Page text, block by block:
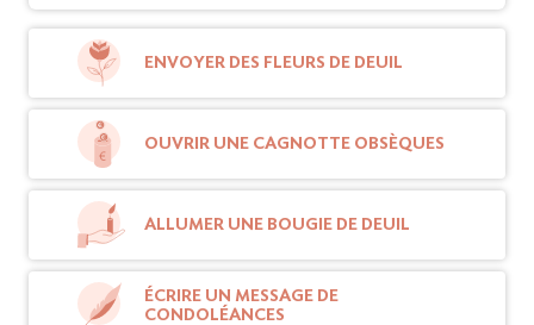
ENVOYER DES FLEURS DE DEUIL
OUVRIR UNE CAGNOTTE OBSÈQUES
ALLUMER UNE BOUGIE DE DEUIL
ÉCRIRE UN MESSAGE DE
CONDOLÉANCES